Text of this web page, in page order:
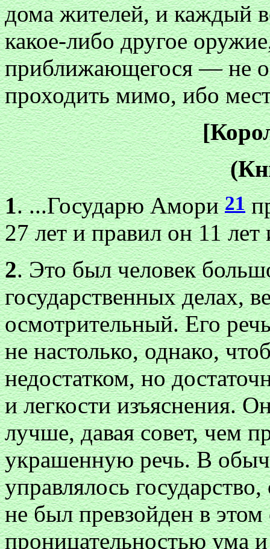
дома жителей, и каждый
какое-либо другое
приближающегося — не
проходить мимо, ибо
1. ...Государю Амори21
27 лет и правил он 11 лет
2. Это был человек
государственных делах,
осмотрительный. Его
не настолько, однако,
недостатком, но
и легкости изъяснения.
лучше, давая совет, чем
украшенную речь. В
управлялось
не был превзойден в
проницательностью ума